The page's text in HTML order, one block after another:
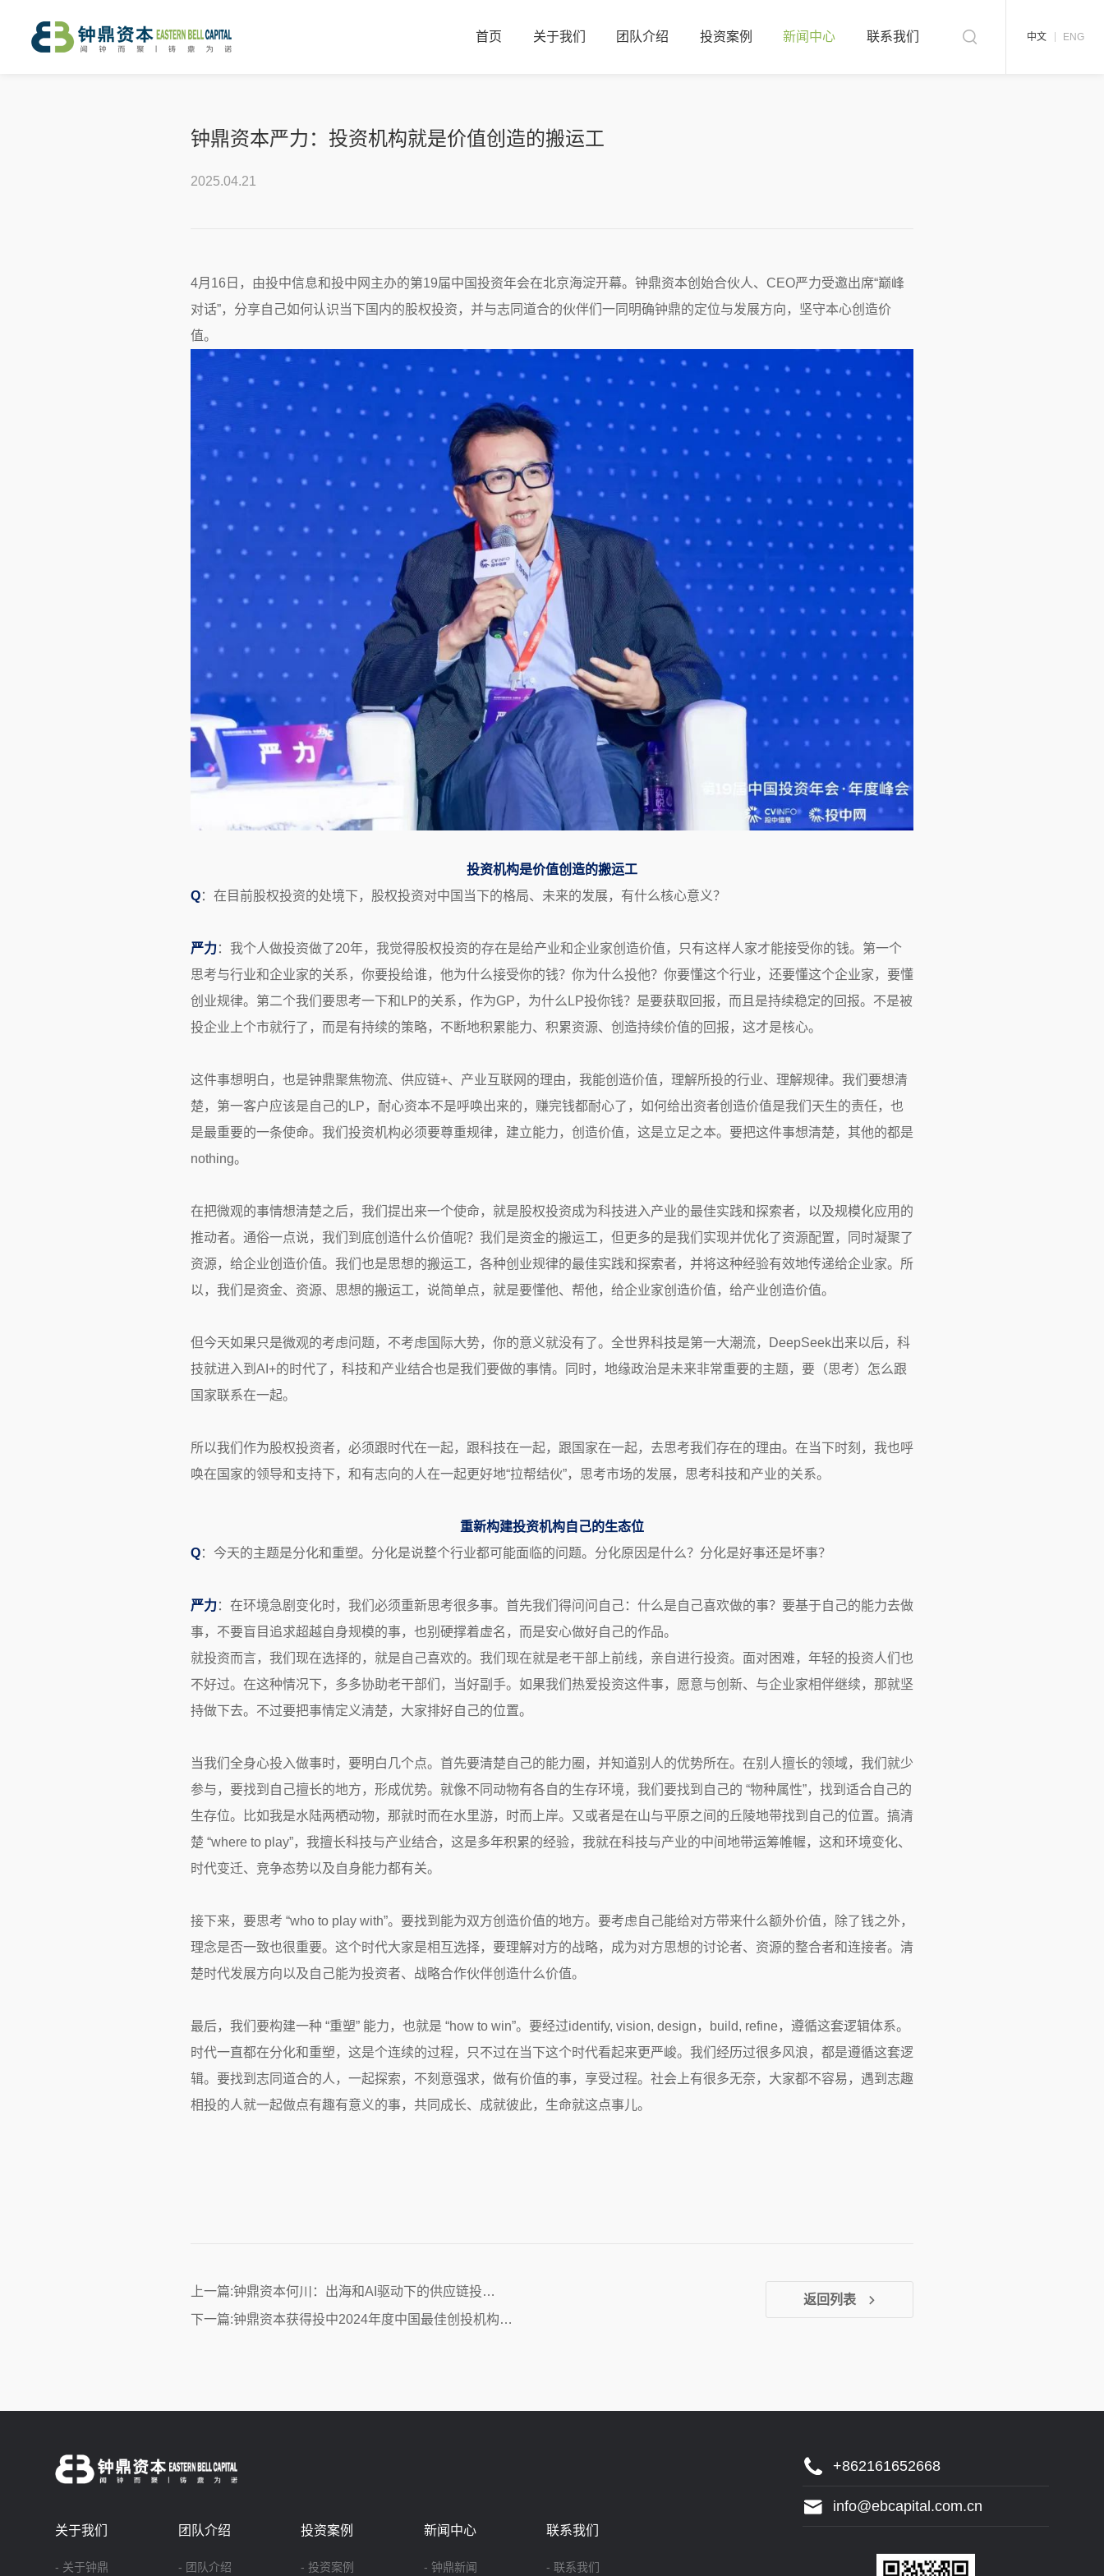
首页 关于我们 团队介绍 投资案例 新闻中心 联系我们 中文 ENG
钟鼎资本严力：投资机构就是价值创造的搬运工
2025.04.21
4月16日，由投中信息和投中网主办的第19届中国投资年会在北京海淀开幕。钟鼎资本创始合伙人、CEO严力受邀出席“巅峰
对话”，分享自己如何认识当下国内的股权投资，并与志同道合的伙伴们一同明确钟鼎的定位与发展方向，坚守本心创造价
值。
投资机构是价值创造的搬运工
Q：在目前股权投资的处境下，股权投资对中国当下的格局、未来的发展，有什么核心意义？
严力：我个人做投资做了20年，我觉得股权投资的存在是给产业和企业家创造价值，只有这样人家才能接受你的钱。第一个
思考与行业和企业家的关系，你要投给谁，他为什么接受你的钱？你为什么投他？你要懂这个行业，还要懂这个企业家，要懂
创业规律。第二个我们要思考一下和LP的关系，作为GP，为什么LP投你钱？是要获取回报，而且是持续稳定的回报。不是被
投企业上个市就行了，而是有持续的策略，不断地积累能力、积累资源、创造持续价值的回报，这才是核心。
这件事想明白，也是钟鼎聚焦物流、供应链+、产业互联网的理由，我能创造价值，理解所投的行业、理解规律。我们要想清
楚，第一客户应该是自己的LP，耐心资本不是呼唤出来的，赚完钱都耐心了，如何给出资者创造价值是我们天生的责任，也
是最重要的一条使命。我们投资机构必须要尊重规律，建立能力，创造价值，这是立足之本。要把这件事想清楚，其他的都是
nothing。
在把微观的事情想清楚之后，我们提出来一个使命，就是股权投资成为科技进入产业的最佳实践和探索者，以及规模化应用的
推动者。通俗一点说，我们到底创造什么价值呢？我们是资金的搬运工，但更多的是我们实现并优化了资源配置，同时凝聚了
资源，给企业创造价值。我们也是思想的搬运工，各种创业规律的最佳实践和探索者，并将这种经验有效地传递给企业家。所
以，我们是资金、资源、思想的搬运工，说简单点，就是要懂他、帮他，给企业家创造价值，给产业创造价值。
但今天如果只是微观的考虑问题，不考虑国际大势，你的意义就没有了。全世界科技是第一大潮流，DeepSeek出来以后，科
技就进入到AI+的时代了，科技和产业结合也是我们要做的事情。同时，地缘政治是未来非常重要的主题，要（思考）怎么跟
国家联系在一起。
所以我们作为股权投资者，必须跟时代在一起，跟科技在一起，跟国家在一起，去思考我们存在的理由。在当下时刻，我也呼
唤在国家的领导和支持下，和有志向的人在一起更好地“拉帮结伙”，思考市场的发展，思考科技和产业的关系。
重新构建投资机构自己的生态位
Q：今天的主题是分化和重塑。分化是说整个行业都可能面临的问题。分化原因是什么？分化是好事还是坏事？
严力：在环境急剧变化时，我们必须重新思考很多事。首先我们得问问自己：什么是自己喜欢做的事？要基于自己的能力去做
事，不要盲目追求超越自身规模的事，也别硬撑着虚名，而是安心做好自己的作品。
就投资而言，我们现在选择的，就是自己喜欢的。我们现在就是老干部上前线，亲自进行投资。面对困难，年轻的投资人们也
不好过。在这种情况下，多多协助老干部们，当好副手。如果我们热爱投资这件事，愿意与创新、与企业家相伴继续，那就坚
持做下去。不过要把事情定义清楚，大家排好自己的位置。
当我们全身心投入做事时，要明白几个点。首先要清楚自己的能力圈，并知道别人的优势所在。在别人擅长的领域，我们就少
参与，要找到自己擅长的地方，形成优势。就像不同动物有各自的生存环境，我们要找到自己的 “物种属性”，找到适合自己的
生存位。比如我是水陆两栖动物，那就时而在水里游，时而上岸。又或者是在山与平原之间的丘陵地带找到自己的位置。搞清
楚 “where to play”，我擅长科技与产业结合，这是多年积累的经验，我就在科技与产业的中间地带运筹帷幄，这和环境变化、
时代变迁、竞争态势以及自身能力都有关。
接下来，要思考 “who to play with”。要找到能为双方创造价值的地方。要考虑自己能给对方带来什么额外价值，除了钱之外，
理念是否一致也很重要。这个时代大家是相互选择，要理解对方的战略，成为对方思想的讨论者、资源的整合者和连接者。清
楚时代发展方向以及自己能为投资者、战略合作伙伴创造什么价值。
最后，我们要构建一种 “重塑” 能力，也就是 “how to win”。要经过identify, vision, design，build, refine，遵循这套逻辑体系。
时代一直都在分化和重塑，这是个连续的过程，只不过在当下这个时代看起来更严峻。我们经历过很多风浪，都是遵循这套逻
辑。要找到志同道合的人，一起探索，不刻意强求，做有价值的事，享受过程。社会上有很多无奈，大家都不容易，遇到志趣
相投的人就一起做点有趣有意义的事，共同成长、成就彼此，生命就这点事儿。
上一篇:钟鼎资本何川：出海和AI驱动下的供应链投…
下一篇:钟鼎资本获得投中2024年度中国最佳创投机构…
返回列表
关于我们
- 关于钟鼎
团队介绍
- 团队介绍
投资案例
- 投资案例
新闻中心
- 钟鼎新闻
联系我们
- 联系我们
+862161652668
info@ebcapital.com.cn